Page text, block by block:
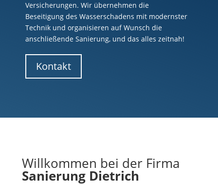
Versicherungen. Wir übernehmen die
Beseitigung des Wasserschadens mit modernster
Technik und organisieren auf Wunsch die
anschließende Sanierung, und das alles zeitnah!
Kontakt
Willkommen bei der Firma
Sanierung Dietrich